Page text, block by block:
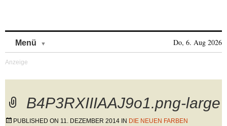
Menü Do, 6. Aug 2026
B4P3RXIIIAAJ9o1.png-large
PUBLISHED ON 11. DEZEMBER 2014 IN DIE NEUEN FARBEN